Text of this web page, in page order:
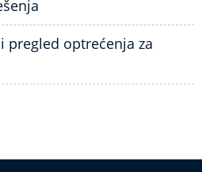
pregled optrećenja za